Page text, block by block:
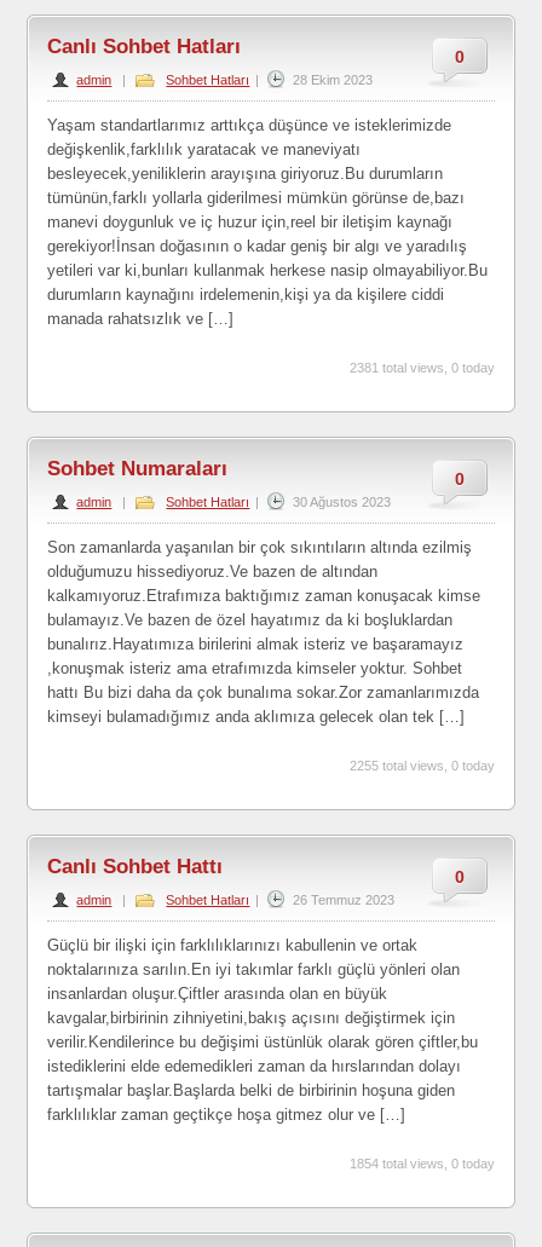
0
Canlı Sohbet Hatları
admin | Sohbet Hatları | 28 Ekim 2023
Yaşam standartlarımız arttıkça düşünce ve isteklerimizde
değişkenlik,farklılık yaratacak ve maneviyatı
besleyecek,yeniliklerin arayışına giriyoruz.Bu durumların
tümünün,farklı yollarla giderilmesi mümkün görünse de,bazı
manevi doygunluk ve iç huzur için,reel bir iletişim kaynağı
gerekiyor!İnsan doğasının o kadar geniş bir algı ve yaradılış
yetileri var ki,bunları kullanmak herkese nasip olmayabiliyor.Bu
durumların kaynağını irdelemenin,kişi ya da kişilere ciddi
manada rahatsızlık ve […]
2381 total views, 0 today
0
Sohbet Numaraları
admin | Sohbet Hatları | 30 Ağustos 2023
Son zamanlarda yaşanılan bir çok sıkıntıların altında ezilmiş
olduğumuzu hissediyoruz.Ve bazen de altından
kalkamıyoruz.Etrafımıza baktığımız zaman konuşacak kimse
bulamayız.Ve bazen de özel hayatımız da ki boşluklardan
bunalırız.Hayatımıza birilerini almak isteriz ve başaramayız
,konuşmak isteriz ama etrafımızda kimseler yoktur. Sohbet
hattı Bu bizi daha da çok bunalıma sokar.Zor zamanlarımızda
kimseyi bulamadığımız anda aklımıza gelecek olan tek […]
2255 total views, 0 today
0
Canlı Sohbet Hattı
admin | Sohbet Hatları | 26 Temmuz 2023
Güçlü bir ilişki için farklılıklarınızı kabullenin ve ortak
noktalarınıza sarılın.En iyi takımlar farklı güçlü yönleri olan
insanlardan oluşur.Çiftler arasında olan en büyük
kavgalar,birbirinin zihniyetini,bakış açısını değiştirmek için
verilir.Kendilerince bu değişimi üstünlük olarak gören çiftler,bu
istediklerini elde edemedikleri zaman da hırslarından dolayı
tartışmalar başlar.Başlarda belki de birbirinin hoşuna giden
farklılıklar zaman geçtikçe hoşa gitmez olur ve […]
1854 total views, 0 today